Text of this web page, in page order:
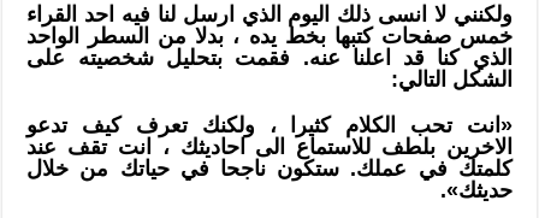
ولكنني لا انسى ذلك اليوم الذي ارسل لنا فيه احد القراء
خمس صفحات كتبها بخط يده ، بدلا من السطر الواحد
الذي كنا قد اعلنا عنه. فقمت بتحليل شخصيته على
الشكل التالي:
«انت تحب الكلام كثيرا ، ولكنك تعرف كيف تدعو
الاخرين بلطف للاستماع الى احاديثك ، انت تقف عند
كلمتك في عملك. ستكون ناجحا في حياتك من خلال
حديثك».